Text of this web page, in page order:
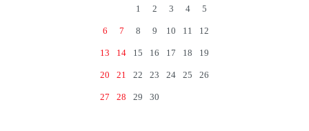
1 2 3 4 5
6 7 8 9 10 11 12
13 14 15 16 17 18 19
20 21 22 23 24 25 26
27 28 29 30